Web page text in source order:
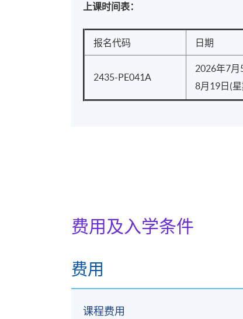
上课时间表：
报名代码 日期
2435-PE041A
2026年7月
8月19日(
费用及入学条件
费用
课程费用